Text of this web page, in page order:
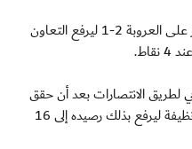
وفي لقاء اخر ثالث نجح التعاون في الفوز على العروبة 2-1 ليرفع التعاون
لطريق الانتصارات بعد أن حقق
فوزاً ثميناً على حساب مسافي برباعية نظيفة ليرفع بذلك رصيده إلى 16